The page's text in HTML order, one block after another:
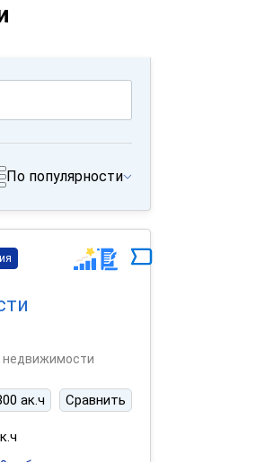
По популярности
ак.ч Сравнить